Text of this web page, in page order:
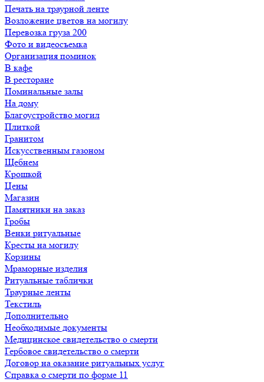
Печать на траурной ленте
Возложение цветов на могилу
Перевозка груза 200
Фото и видеосъемка
Организация поминок
В кафе
В ресторане
Поминальные залы
На дому
Благоустройство могил
Плиткой
Гранитом
Искусственным газоном
Щебнем
Крошкой
Цены
Магазин
Памятники на заказ
Гробы
Венки ритуальные
Кресты на могилу
Корзины
Мраморные изделия
Ритуальные таблички
Траурные ленты
Текстиль
Дополнительно
Необходимые документы
Медицинское свидетельство о смерти
Гербовое свидетельство о смерти
Договор на оказание ритуальных услуг
Справка о смерти по форме 11